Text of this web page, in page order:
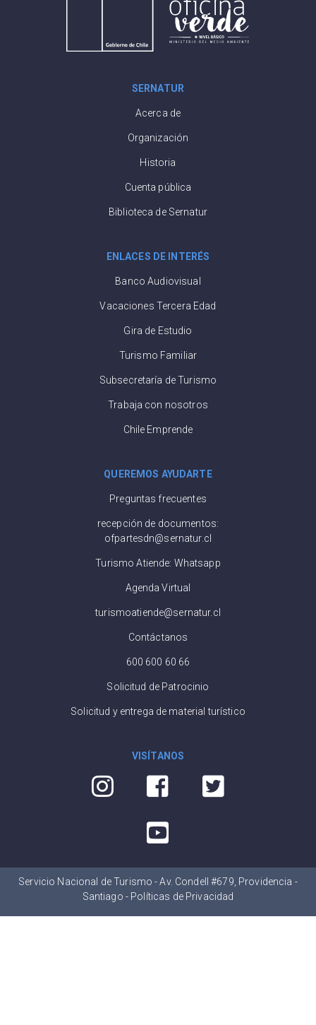
SERNATUR
Acerca de
Organización
Historia
Cuenta pública
Biblioteca de Sernatur
ENLACES DE INTERÉS
Banco Audiovisual
Vacaciones Tercera Edad
Gira de Estudio
Turismo Familiar
Subsecretaría de Turismo
Trabaja con nosotros
Chile Emprende
QUEREMOS AYUDARTE
Preguntas frecuentes
recepción de documentos:
ofpartesdn@sernatur.cl
Turismo Atiende: Whatsapp
Agenda Virtual
turismoatiende@sernatur.cl
Contáctanos
600 600 60 66
Solicitud de Patrocinio
Solicitud y entrega de material turístico
VISÍTANOS
Servicio Nacional de Turismo - Av. Condell #679, Providencia -
Santiago - Políticas de Privacidad